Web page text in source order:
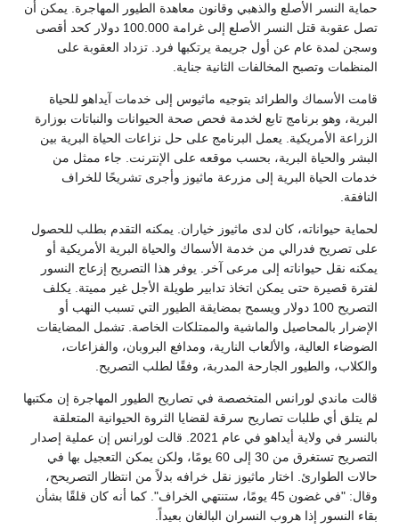
حماية النسر الأصلع والذهبي وقانون معاهدة الطيور المهاجرة. يمكن أن
تصل عقوبة قتل النسر الأصلع إلى غرامة 100.000 دولار كحد أقصى
وسجن لمدة عام عن أول جريمة يرتكبها فرد. تزداد العقوبة على
المنظمات وتصبح المخالفات الثانية جناية.
قامت الأسماك والطرائد بتوجيه ماثيوس إلى خدمات آيداهو للحياة
البرية، وهو برنامج تابع لخدمة فحص صحة الحيوانات والنباتات بوزارة
الزراعة الأمريكية. يعمل البرنامج على حل نزاعات الحياة البرية بين
البشر والحياة البرية، بحسب موقعه على الإنترنت. جاء ممثل من
خدمات الحياة البرية إلى مزرعة ماثيوز وأجرى تشريحًا للخراف
النافقة.
لحماية حيواناته، كان لدى ماثيوز خياران. يمكنه التقدم بطلب للحصول
على تصريح فدرالي من خدمة الأسماك والحياة البرية الأمريكية أو
يمكنه نقل حيواناته إلى مرعى آخر. يوفر هذا التصريح إزعاج النسور
لفترة قصيرة حتى يمكن اتخاذ تدابير طويلة الأجل غير مميتة. يكلف
التصريح 100 دولار ويسمح بمضايقة الطيور التي تسبب النهب أو
الإضرار بالمحاصيل والماشية والممتلكات الخاصة. تشمل المضايقات
الضوضاء العالية، والألعاب النارية، ومدافع البروبان، والفزاعات،
والكلاب، والطيور الجارحة المدربة، وفقًا لطلب التصريح.
قالت ماندي لورانس المتخصصة في تصاريح الطيور المهاجرة إن مكتبها
لم يتلق أي طلبات تصاريح سرقة لقضايا الثروة الحيوانية المتعلقة
بالنسر في ولاية أيداهو في عام 2021. قالت لورانس إن عملية إصدار
التصريح تستغرق من 30 إلى 60 يومًا، ولكن يمكن التعجيل بها في
حالات الطوارئ. اختار ماثيوز نقل خرافه بدلاً من انتظار التصريحح،
وقال: "في غضون 45 يومًا، ستنتهي الخراف". كما أنه كان قلقًا بشأن
بقاء النسور إذا هروب النسران البالغان بعيداً.